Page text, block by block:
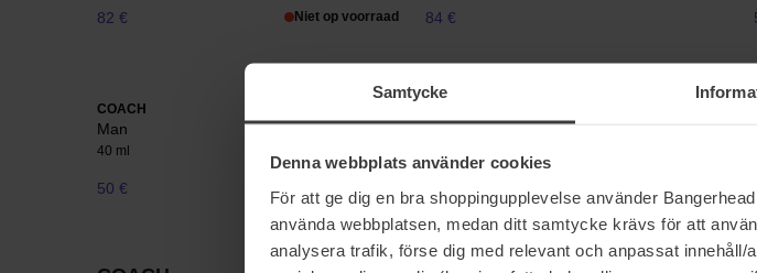
Samtycke
Denna webbplats använder cookies
För att ge dig en bra shoppingupplevelse använder
använda webbplatsen, medan ditt samtycke krävs för att
analysera trafik, förse dig med relevant och anpassat
82 € Niet op voorraad 84 €
COACH
Man
40 ml
50 €
Pure Platinum
82 €